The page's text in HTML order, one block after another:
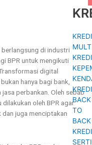
BACK
TO
BACK
di industri
BPR untuk mengikuti
digital
hanya bagi bank,
perbankan. Oleh sebab
oleh BPR agar
dan juga menciptakan